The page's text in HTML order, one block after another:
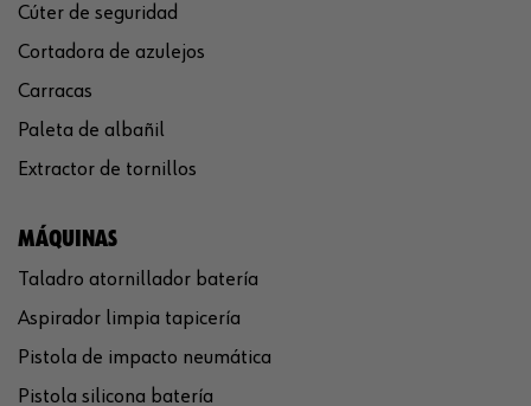
Cúter de seguridad
Cortadora de azulejos
Carracas
Paleta de albañil
Extractor de tornillos
MÁQUINAS
Taladro atornillador batería
Aspirador limpia tapicería
Pistola de impacto neumática
Pistola silicona batería